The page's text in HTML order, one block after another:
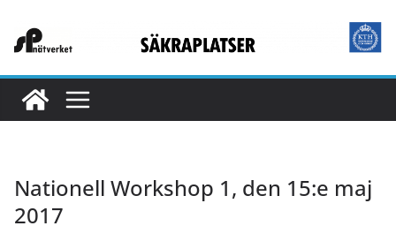
Nationell Workshop 1, den 15:e maj
2017